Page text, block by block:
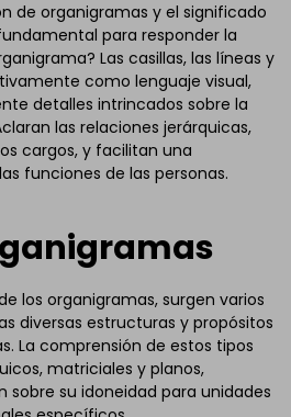
de organigramas y el significado
para responder la
Las casillas, las líneas y
como lenguaje visual,
detalles intrincados sobre la
las relaciones jerárquicas,
cargos, y facilitan una
funciones de las personas.
los organigramas, surgen varios
diversas estructuras y propósitos
La comprensión de estos tipos
matriciales y planos,
su idoneidad para unidades